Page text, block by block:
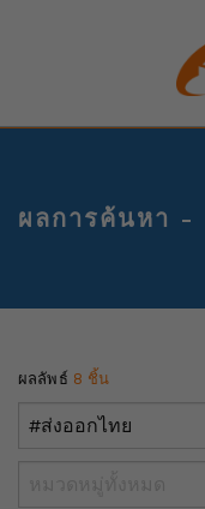
ผลการค้นหา -
ผลลัพธ์ 8 ชิ้น